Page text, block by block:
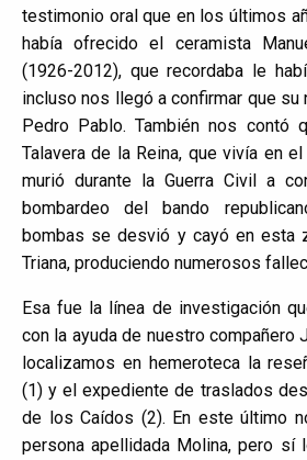
testimonio oral que en los últimos
había ofrecido el ceramista
(1926-2012), que recordaba le
incluso nos llegó a confirmar que su
Pedro Pablo. También nos contó
Talavera de la Reina, que vivía en
murió durante la Guerra Civil a
bombardeo del bando
bombas se desvió y cayó en esta
Triana, produciendo numerosos
Esa fue la línea de investigación
con la ayuda de nuestro compañero
localizamos en hemeroteca la
(1) y el expediente de traslados
de los Caídos (2). En este último
persona apellidada Molina, pero sí